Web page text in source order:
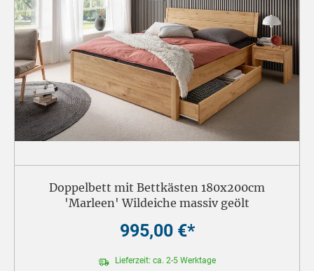
Doppelbett mit Bettkästen 180x200cm
'Marleen' Wildeiche massiv geölt
995,00 €*
Lieferzeit: ca. 2-5 Werktage